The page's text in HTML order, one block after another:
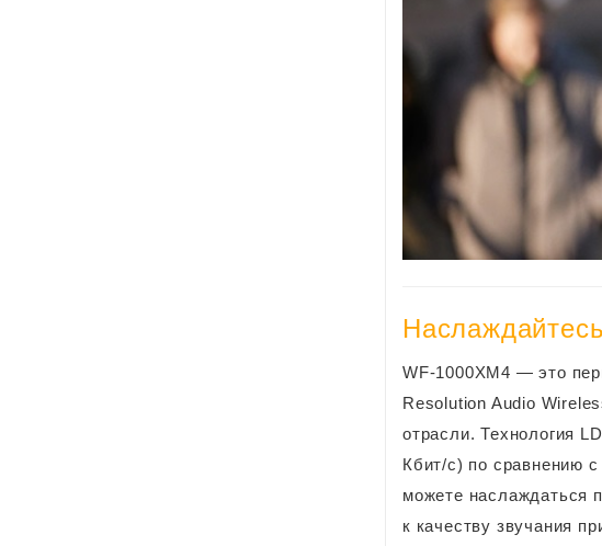
WF-1000XM4 — это
Resolution Audio
отрасли. Технология
Кбит/с) по сравнению
можете наслаждаться
к качеству звучания